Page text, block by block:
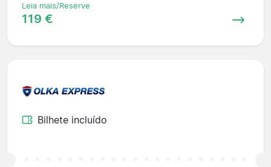
Leia mais/Reserve
119 €
Bilhete incluído